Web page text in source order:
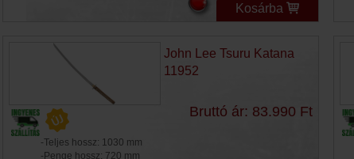
Kosárba
John Lee Tsuru Katana
11952
Bruttó ár: 83.990 Ft
-Teljes hossz: 1030 mm
-Penge hossz: 720 mm